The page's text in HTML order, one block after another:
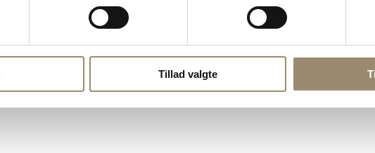
Tillad valgte